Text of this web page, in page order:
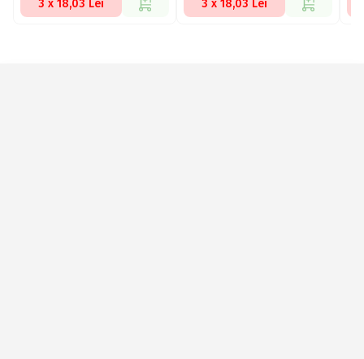
3 x 18,03 Lei 3 x 18,03 Lei